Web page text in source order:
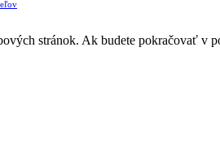
stránok. Ak budete pokračovať v